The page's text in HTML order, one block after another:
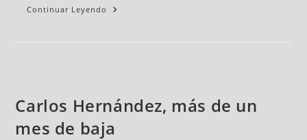
Continuar Leyendo
Carlos Hernández, más de un
mes de baja